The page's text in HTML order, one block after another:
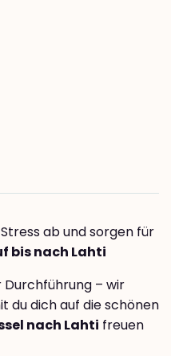
ab und sorgen für
bis nach Lahti
Durchführung – wir
du dich auf die schönen
nach Lahti freuen